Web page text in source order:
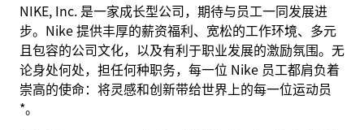
NIKE, Inc. 是一家成长型公司，期待与员工一同发展进
步。Nike 提供丰厚的薪资福利、宽松的工作环境、多元
且包容的公司文化，以及有利于职业发展的激励氛围。无
论身处何处，担任何种职务，每一位 Nike 员工都肩负着
崇高的使命：将灵感和创新带给世界上的每一位运动员
*。